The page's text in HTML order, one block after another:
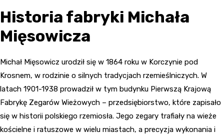
Historia fabryki Michała
Mięsowicza
Michał Mięsowicz urodził się w 1864 roku w Korczynie pod
Krosnem, w rodzinie o silnych tradycjach rzemieślniczych. W
latach 1901-1938 prowadził w tym budynku Pierwszą Krajową
Fabrykę Zegarów Wieżowych – przedsiębiorstwo, które zapisało
się w historii polskiego rzemiosła. Jego zegary trafiały na wieże
kościelne i ratuszowe w wielu miastach, a precyzja wykonania i